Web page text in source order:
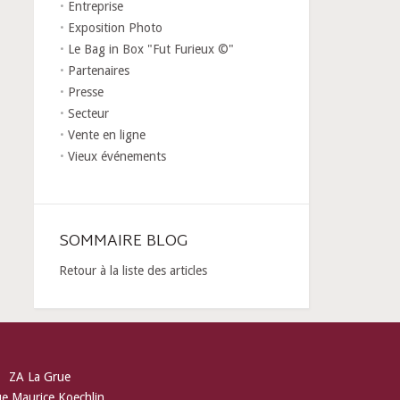
Entreprise
Exposition Photo
Le Bag in Box "Fut Furieux ©"
Partenaires
Presse
Secteur
Vente en ligne
Vieux événements
SOMMAIRE BLOG
Retour à la liste des articles
ZA La Grue